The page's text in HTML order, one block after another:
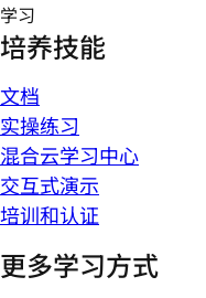
学习
培养技能
文档
实操练习
混合云学习中心
交互式演示
培训和认证
更多学习方式